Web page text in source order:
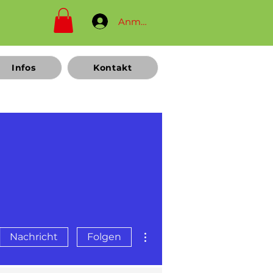
Anmelden
Infos Kontakt
Nachricht Folgen